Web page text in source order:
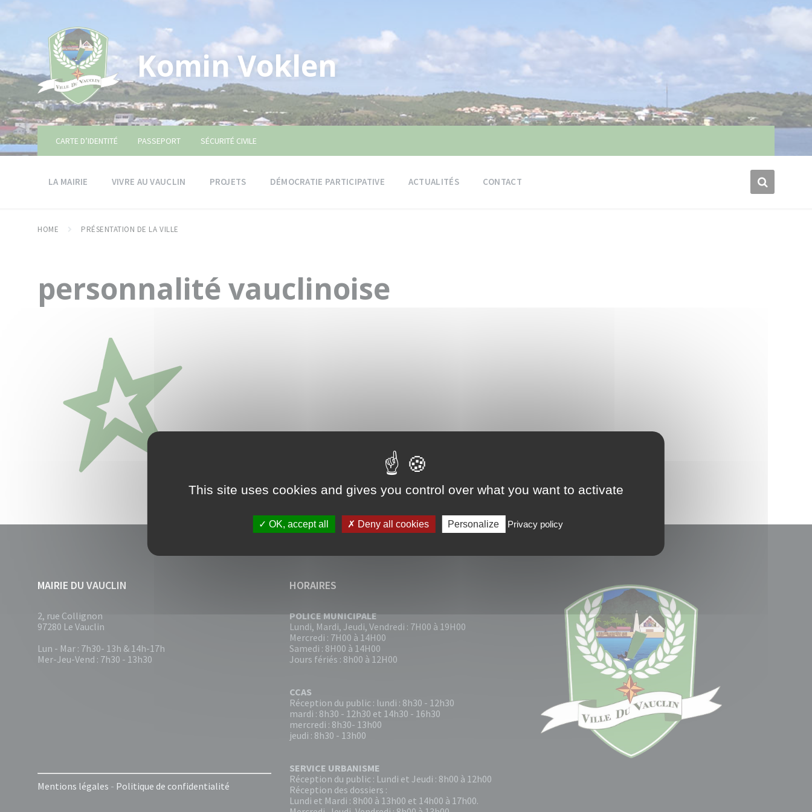
Komin Voklen
CARTE D’IDENTITÉ PASSEPORT SÉCURITÉ CIVILE
LA MAIRIE VIVRE AU VAUCLIN PROJETS DÉMOCRATIE PARTICIPATIVE ACTUALITÉS CONTACT
HOME PRÉSENTATION DE LA VILLE
personnalité vauclinoise
MAIRIE DU VAUCLIN
2, rue Collignon
97280 Le Vauclin
Lun - Mar : 7h30- 13h & 14h-17h
Mer-Jeu-Vend : 7h30 - 13h30
Mentions légales - Politique de confidentialité
HORAIRES
POLICE MUNICIPALE
Lundi, Mardi, Jeudi, Vendredi : 7H00 à 19H00
Mercredi : 7H00 à 14H00
Samedi : 8H00 à 14H00
Jours fériés : 8h00 à 12H00
CCAS
Réception du public : lundi : 8h30 - 12h30
mardi : 8h30 - 12h30 et 14h30 - 16h30
mercredi : 8h30- 13h00
jeudi : 8h30 - 13h00
SERVICE URBANISME
Réception du public : Lundi et Jeudi : 8h00 à 12h00
Réception des dossiers :
Lundi et Mardi : 8h00 à 13h00 et 14h00 à 17h00.
This site uses cookies and gives you control over what you want to activate
OK, accept all Deny all cookies Personalize Privacy policy